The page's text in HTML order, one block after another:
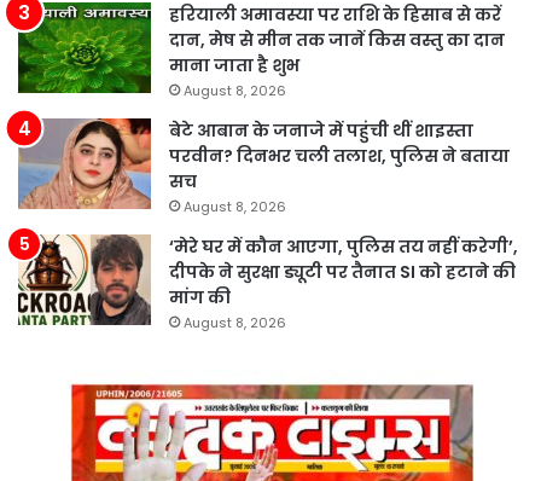
हरियाली अमावस्या पर राशि के हिसाब से करें
दान, मेष से मीन तक जानें किस वस्तु का दान
माना जाता है शुभ
August 8, 2026
बेटे आबान के जनाजे में पहुंची थीं शाइस्ता
परवीन? दिनभर चली तलाश, पुलिस ने बताया
सच
August 8, 2026
‘मेरे घर में कौन आएगा, पुलिस तय नहीं करेगी’,
दीपके ने सुरक्षा ड्यूटी पर तैनात SI को हटाने की
मांग की
August 8, 2026